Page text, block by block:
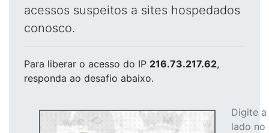
acessos suspeitos a sites hospedados
conosco.
Para liberar o acesso do IP 216.73.217.62,
responda ao desafio abaixo.
Digite
lado no